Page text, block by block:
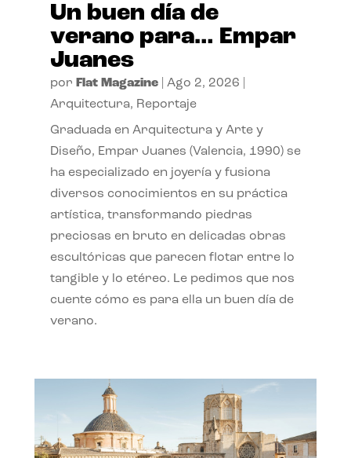
Un buen día de
verano para… Empar
Juanes
por Flat Magazine| Ago 2, 2026
Arquitectura, Reportaje
Graduada en Arquitectura y Arte y
Diseño, Empar Juanes (Valencia, 1990) se
ha especializado en joyería y fusiona
diversos conocimientos en su práctica
artística, transformando piedras
preciosas en bruto en delicadas obras
escultóricas que parecen flotar entre lo
tangible y lo etéreo. Le pedimos que nos
cuente cómo es para ella un buen día de
verano.